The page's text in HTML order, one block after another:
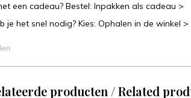
een cadeau? Bestel: Inpakken als cadeau >
je het snel nodig? Kies: Ophalen in de winkel >
producten / Related